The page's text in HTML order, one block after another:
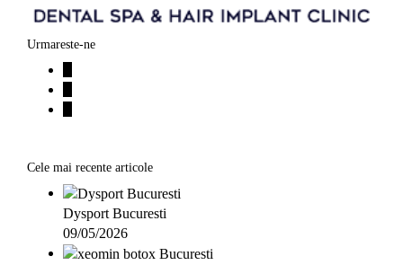
Urmareste-ne
Cele mai recente articole
Dysport Bucuresti
09/05/2026